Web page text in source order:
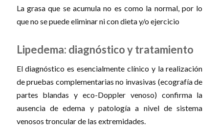
La grasa que se acumula no es como la normal, por lo
que no se puede eliminar ni con dieta y/o ejercicio
Lipedema: diagnóstico y tratamiento
El diagnóstico es esencialmente clínico y la realización
de pruebas complementarias no invasivas (ecografía de
partes blandas y eco-Doppler venoso) confirma la
ausencia de edema y patología a nivel de sistema
venosos troncular de las extremidades.